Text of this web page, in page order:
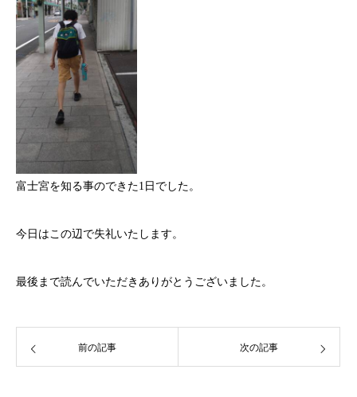
富士宮を知る事のできた1日でした。
今日はこの辺で失礼いたします。
最後まで読んでいただきありがとうございました。
前の記事 次の記事